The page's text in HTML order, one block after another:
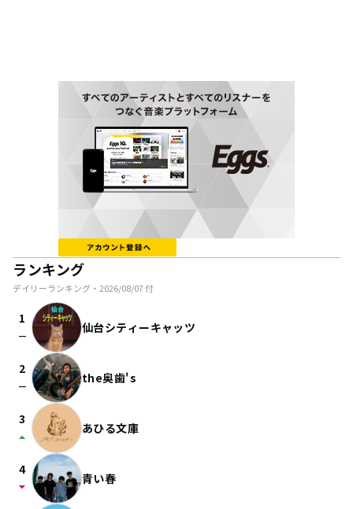
ランキング
デイリーランキング・ 2026/08/07付
1
check_indeterminate_small 仙台シティーキャッツ
2
check_indeterminate_small the奥歯's
3
arrow_drop_up あひる文庫
4
arrow_drop_down 青い春